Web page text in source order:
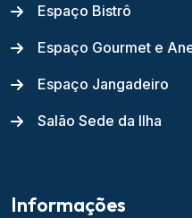
Espaço Bistrô
Espaço Gourmet e
Espaço Jangadeiro
Salão Sede da Ilha
Informações